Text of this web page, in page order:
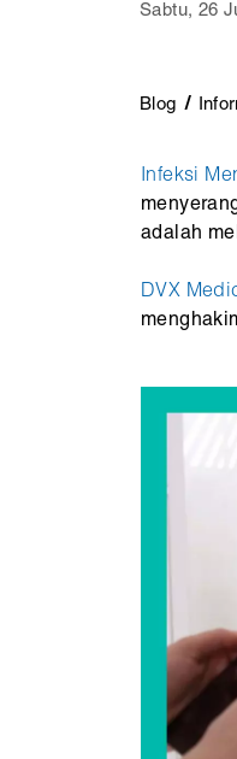
Sabtu, 26
Blog
Infeksi
adalah
DVX